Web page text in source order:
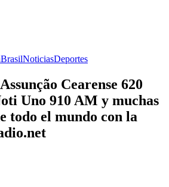
BrasilNoticiasDeportes
Cearense 620
Uno 910 AM y muchas
todo el mundo con la